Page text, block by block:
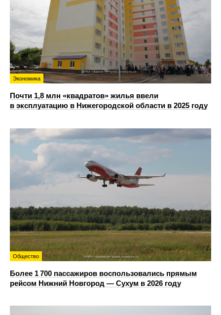
Экономика
Почти 1,8 млн «квадратов» жилья ввели
в эксплуатацию в Нижегородской области в 2025 году
Общество
Более 1 700 пассажиров воспользовались прямым
рейсом Нижний Новгород — Сухум в 2026 году